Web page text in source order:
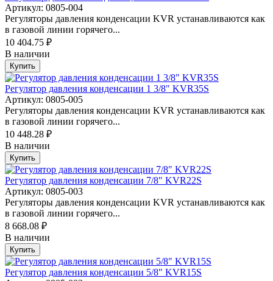
Артикул: 0805-004
Регуляторы давления конденсации KVR устанавливаются как
в газовой линии горячего...
10 404.75 ₽
В наличии
Купить
Регулятор давления конденсации 1 3/8" KVR35S
Артикул: 0805-005
Регуляторы давления конденсации KVR устанавливаются как
в газовой линии горячего...
10 448.28 ₽
В наличии
Купить
Регулятор давления конденсации 7/8" KVR22S
Артикул: 0805-003
Регуляторы давления конденсации KVR устанавливаются как
в газовой линии горячего...
8 668.08 ₽
В наличии
Купить
Регулятор давления конденсации 5/8" KVR15S